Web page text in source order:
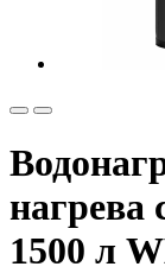
нагрева
1500 л